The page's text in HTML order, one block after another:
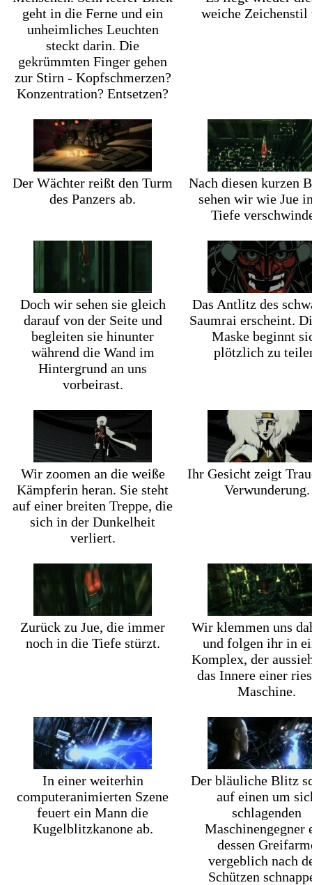
geht in die Ferne und ein
unheimliches Leuchten
steckt darin. Die
gekrümmten Finger gehen
zur Stirn - Kopfschmerzen?
Konzentration? Entsetzen?
weiche Zeichenstil
Der Wächter reißt den Turm
des Panzers ab.
Nach diesen kurzen
sehen wir wie Jue
Tiefe
Doch wir sehen sie gleich
darauf von der Seite und
begleiten sie hinunter
während die Wand im
Hintergrund an uns
vorbeirast.
Das Antlitz des
Saumrai erscheint.
Maske beginnt
plötzlich zu
Wir zoomen an die weiße
Kämpferin heran. Sie steht
auf einer breiten Treppe, die
sich in der Dunkelheit
verliert.
Ihr Gesicht zeigt
Verwunderung.
Zurück zu Jue, die immer
noch in die Tiefe stürzt.
Wir klemmen uns
und folgen ihr in
Komplex, der
das Innere einer
Maschine.
In einer weiterhin
computeranimierten Szene
feuert ein Mann die
Kugelblitzkanone ab.
Der bläuliche Blitz
auf einen um
schlagenden
Maschinengegner
dessen
vergeblich nach
Schützen